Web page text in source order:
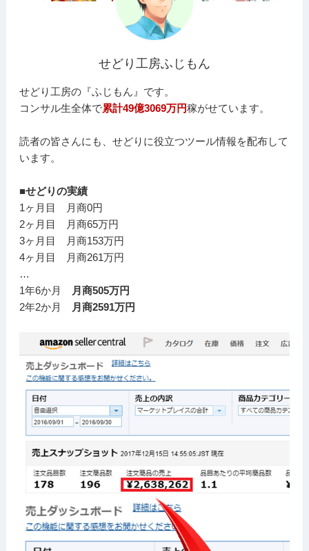
せどり工房ふじもん
せどり工房の『ふじもん』です。
コンサル生全体で累計49億3069万円稼がせています。
読者の皆さんにも、せどりに役立つツール情報を配布して
います。
■せどりの実績
1ヶ月目 月商0円
2ヶ月目 月商65万円
3ヶ月目 月商153万円
4ヶ月目 月商261万円
…
1年6か月
月商505万円
2年2か月
月商2591万円